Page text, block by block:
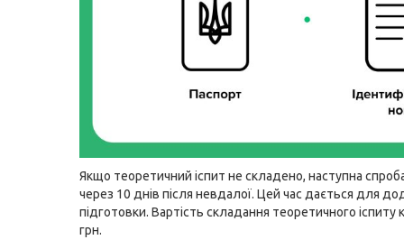
Якщо теоретичний іспит не складено, наступна
через 10 днів після невдалої. Цей час дається для
підготовки. Вартість складання теоретичного іспиту
грн.